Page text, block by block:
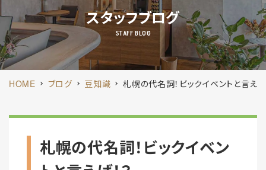
スタッフブログ
STAFF BLOG
HOME ブログ 豆知識 札幌の代名詞！ビックイベントと言えば
札幌の代名詞！ビックイベン